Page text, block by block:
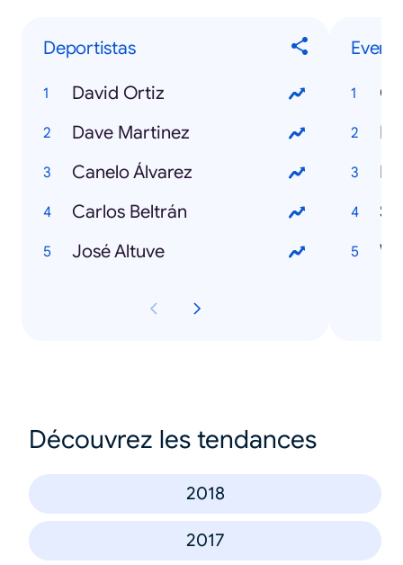
Deportistas
David Ortiz
Dave Martinez
Canelo Álvarez
Carlos Beltrán
José Altuve
Découvrez les tendances
2018
2017